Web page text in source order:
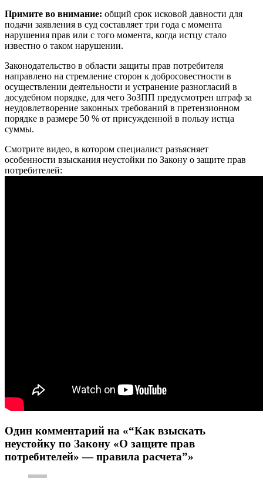
Примите во внимание: общий срок исковой давности для
подачи заявления в суд составляет три года с момента
нарушения прав или с того момента, когда истцу стало
известно о таком нарушении.
Законодательство в области защиты прав потребителя
направлено на стремление сторон к добросовестности в
осуществлении деятельности и устранение разногласий в
досудебном порядке, для чего ЗоЗПП предусмотрен штраф за
неудовлетворение законных требований в претензионном
порядке в размере 50 % от присужденной в пользу истца
суммы.
Смотрите видео, в котором специалист разъясняет
особенности взыскания неустойки по Закону о защите прав
потребителей:
Один комментарий на «“Как взыскать
неустойку по Закону «О защите прав
потребителей» — правила расчета”»